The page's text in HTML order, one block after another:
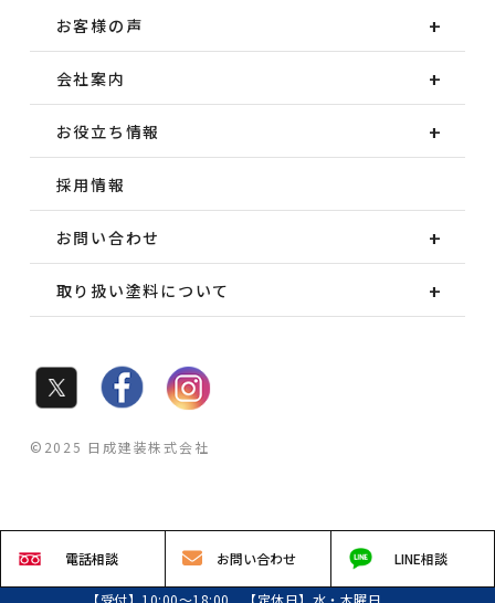
電話相談 お問い合わせ LINE相談
【受付】10:00～18:00 【定休日】水・木曜日
お客様の声
会社案内
お役立ち情報
採用情報
お問い合わせ
取り扱い塗料について
©2025 日成建装株式会社